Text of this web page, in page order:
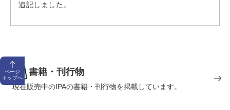
追記しました。
ページ
トップへ
書籍・刊行物
現在販売中のIPAの書籍・刊行物を掲載しています。